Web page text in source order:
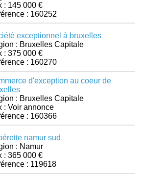
: 145 000 €
: 160252
exceptionnel à bruxelles
: Bruxelles Capitale
: 375 000 €
: 160270
d'exception au coeur de
: Bruxelles Capitale
: Voir annonce
: 160366
namur sud
: Namur
: 365 000 €
: 119618